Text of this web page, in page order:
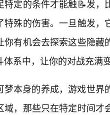
特定的条件才能触📝发
特殊的伤害。一旦触发
你有机会去探索这些隐
体系中，让你的对战充满
梦本身的养成，游戏世
域，那些只在特定时间